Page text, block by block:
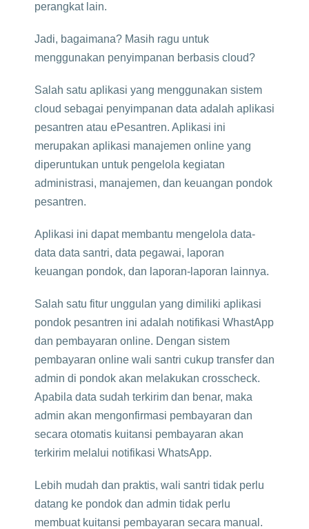
perangkat lain.
Jadi, bagaimana? Masih ragu untuk
menggunakan penyimpanan berbasis cloud?
Salah satu aplikasi yang menggunakan sistem
cloud sebagai penyimpanan data adalah aplikasi
pesantren atau ePesantren. Aplikasi ini
merupakan aplikasi manajemen online yang
diperuntukan untuk pengelola kegiatan
administrasi, manajemen, dan keuangan pondok
pesantren.
Aplikasi ini dapat membantu mengelola data-
data data santri, data pegawai, laporan
keuangan pondok, dan laporan-laporan lainnya.
Salah satu fitur unggulan yang dimiliki aplikasi
pondok pesantren ini adalah notifikasi WhastApp
dan pembayaran online. Dengan sistem
pembayaran online wali santri cukup transfer dan
admin di pondok akan melakukan crosscheck.
Apabila data sudah terkirim dan benar, maka
admin akan mengonfirmasi pembayaran dan
secara otomatis kuitansi pembayaran akan
terkirim melalui notifikasi WhatsApp.
Lebih mudah dan praktis, wali santri tidak perlu
datang ke pondok dan admin tidak perlu
membuat kuitansi pembayaran secara manual.